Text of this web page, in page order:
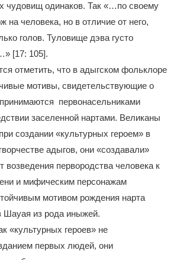
чудовищ одинаков. Так «…по своему
на человека, но в отличие от него,
голов. Туловище дэва густо
[17: 105].
отметить, что в адыгском фольклоре
мотивы, свидетельствующие о
первонасельниками
заселенной нартами. Великаны
создании «культурных героем» в
адыгов, они «создавали»
первородства человека к
и мифическим персонажам
мотивом рождения нарта
Шауая из рода иныжей.
«культурных героев» не
первых людей, они